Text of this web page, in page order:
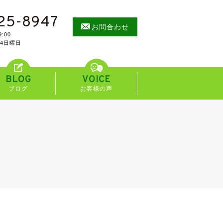
8947
日曜日
お問合わせ
BLOG
ブログ
VOICE
お客様の声